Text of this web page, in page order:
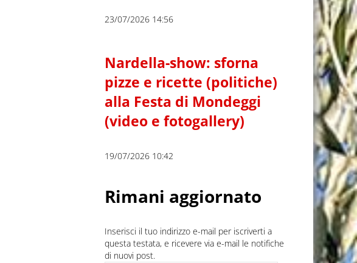
23/07/2026 14:56
Nardella-show: sforna
pizze e ricette (politiche)
alla Festa di Mondeggi
(video e fotogallery)
19/07/2026 10:42
Rimani aggiornato
Inserisci il tuo indirizzo e-mail per iscriverti a
questa testata, e ricevere via e-mail le notifiche
di nuovi post.